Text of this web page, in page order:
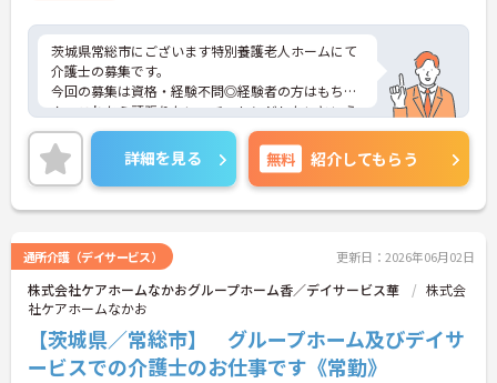
茨城県常総市にございます特別養護老人ホームにて
介護士の募集です。
今回の募集は資格・経験不問◎経験者の方はもちろ
ん、これから頑張りたい、チャレンジしたいという
方にもオススメの求人です！
住宅手当や扶養手当、保育所手当など手当がとても
充実しています◎
無料駐車場完備なので、自家用車勤務の方には嬉し
いポイントです。
詳細をお話しいたしますのでお気軽にご相談くださ
い！
詳細を見る 無料 紹介してもらう
通所介護（デイサービス） 更新日：2026年06月02日
株式会社ケアホームなかおグループホーム香／デイサービス華
株式会
社ケアホームなかお
【茨城県／常総市】 グループホーム及びデイサ
ービスでの介護士のお仕事です《常勤》